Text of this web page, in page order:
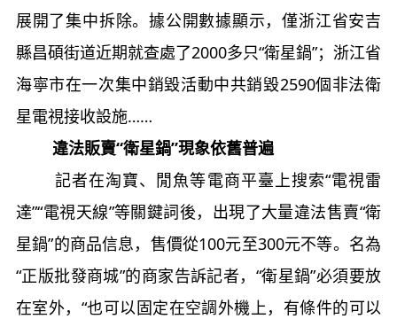
展開了集中拆除。據公開數據顯示，僅浙江省安吉
縣昌碩街道近期就查處了2000多只“衛星鍋”；浙江省
海寧市在一次集中銷毀活動中共銷毀2590個非法衛
星電視接收設施……
違法販賣“衛星鍋”現象依舊普遍
記者在淘寶、閒魚等電商平臺上搜索“電視雷
達”“電視天線”等關鍵詞後，出現了大量違法售賣“衛
星鍋”的商品信息，售價從100元至300元不等。名為
“正版批發商城”的商家告訴記者，“衛星鍋”必須要放
在室外，“也可以固定在空調外機上，有條件的可以